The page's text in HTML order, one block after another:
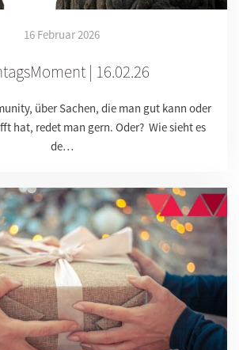
16 Februar 2026
| 16.02.26
über Sachen, die man gut kann oder
hat, redet man gern. Oder? Wie sieht es
de…